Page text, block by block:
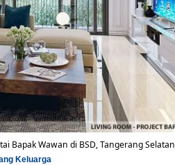
Bapak Wawan di BSD, Tangerang Selatan
Keluarga